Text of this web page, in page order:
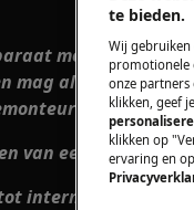
moet worden
mag alleen
van een AAN/UIT-
interne
te bieden.
Wij gebruiken
promotionele
onze partners
klikken, geef
klikken op
ervaring en